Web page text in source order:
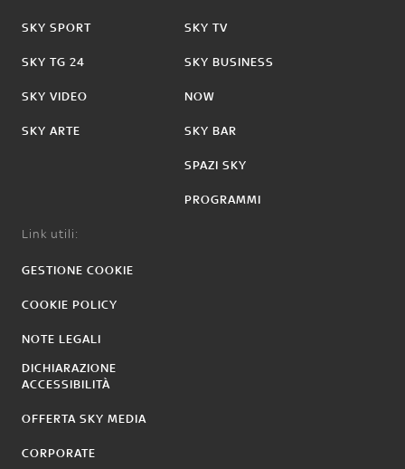
SKY SPORT
SKY TG 24
SKY VIDEO
SKY ARTE
SKY TV
SKY BUSINESS
NOW
SKY BAR
SPAZI SKY
PROGRAMMI
Link utili:
GESTIONE COOKIE
COOKIE POLICY
NOTE LEGALI
DICHIARAZIONE
ACCESSIBILITÀ
OFFERTA SKY MEDIA
CORPORATE